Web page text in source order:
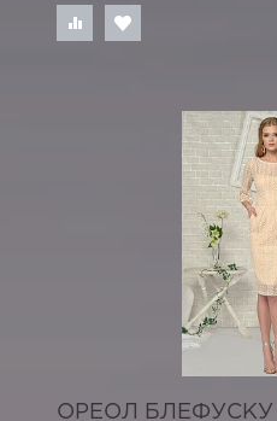
ОРЕОЛ БЛЕФУСКУ